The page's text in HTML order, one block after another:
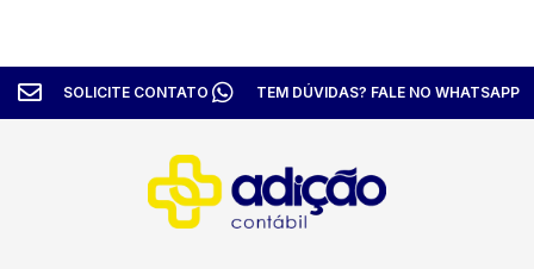
SOLICITE CONTATO TEM DÚVIDAS? FALE NO WHATSAPP